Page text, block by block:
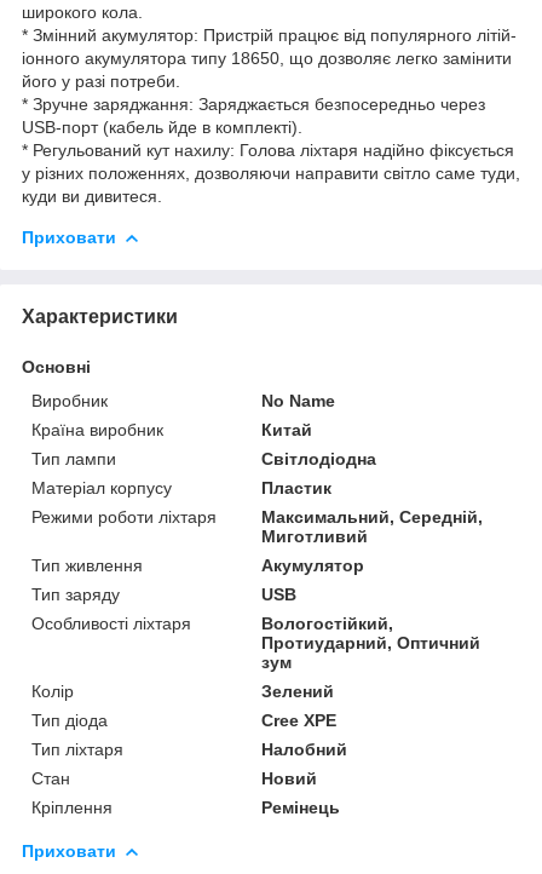
широкого кола.
* Змінний акумулятор: Пристрій працює від популярного літій-
іонного акумулятора типу 18650, що дозволяє легко замінити
його у разі потреби.
* Зручне заряджання: Заряджається безпосередньо через
USB-порт (кабель йде в комплекті).
* Регульований кут нахилу: Голова ліхтаря надійно фіксується
у різних положеннях, дозволяючи направити світло саме туди,
куди ви дивитеся.
Приховати
Характеристики
Основні
Виробник
No Name
Країна виробник
Китай
Тип лампи
Світлодіодна
Матеріал корпусу
Пластик
Режими роботи ліхтаря
Максимальний, Середній,
Миготливий
Тип живлення
Акумулятор
Тип заряду
USB
Особливості ліхтаря
Вологостійкий,
Протиударний, Оптичний
зум
Колір
Зелений
Тип діода
Cree XPE
Тип ліхтаря
Налобний
Стан
Новий
Кріплення
Ремінець
Приховати